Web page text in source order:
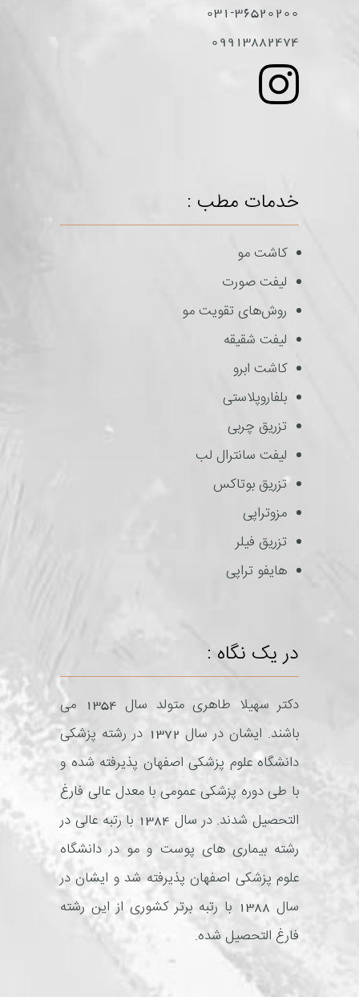
031-36520200
09913882474
خدمات مطب :
کاشت مو
لیفت صورت
روش‌های تقویت مو
لیفت شقیقه
کاشت ابرو
بلفاروپلاستی
تزریق چربی
لیفت سانترال لب
تزریق بوتاکس
مزوتراپی
تزریق فیلر
هایفو تراپی
در یک نگاه :
دکتر سهیلا طاهری متولد سال 1354 می
باشند. ایشان در سال 1372 در رشته پزشکی
دانشگاه علوم پزشکی اصفهان پذیرفته شده و
با طی دوره پزشکی عمومی با معدل عالی فارغ
التحصیل شدند. در سال 1384 با رتبه عالی در
رشته بیماری های پوست و مو در دانشگاه
علوم پزشکی اصفهان پذیرفته شد و ایشان در
سال 1388 با رتبه برتر کشوری از این رشته
فارغ التحصیل شده.